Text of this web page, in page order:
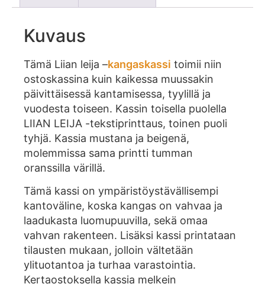
Kuvaus
Tämä Liian leija –kangaskassi toimii niin
ostoskassina kuin kaikessa muussakin
päivittäisessä kantamisessa, tyylillä ja
vuodesta toiseen. Kassin toisella puolella
LIIAN LEIJA -tekstiprinttaus, toinen puoli
tyhjä. Kassia mustana ja beigenä,
molemmissa sama printti tumman
oranssilla värillä.
Tämä kassi on ympäristöystävällisempi
kantoväline, koska kangas on vahvaa ja
laadukasta luomupuuvilla, sekä omaa
vahvan rakenteen. Lisäksi kassi printataan
tilausten mukaan, jolloin vältetään
ylituotantoa ja turhaa varastointia.
Kertaostoksella kassia melkein